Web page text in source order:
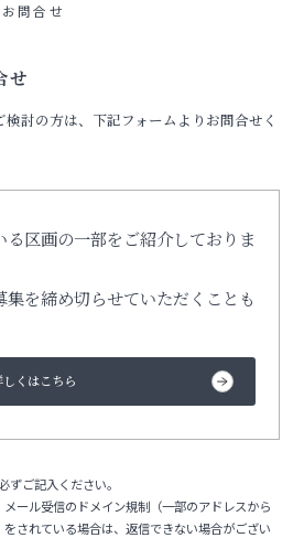
お問合せ
せ
討の方は、下記フォームよりお問合せく
る区画の一部をご紹介しておりま
を締め切らせていただくことも
しくはこちら
ずご記入ください。
ール受信のドメイン規制（一部のアドレスから
されている場合は、返信できない場合がござい